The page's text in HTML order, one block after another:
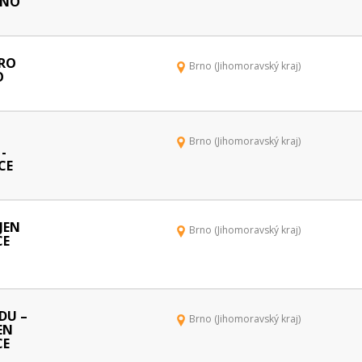
Brno (Jihomoravský kraj)
Brno (Jihomoravský kraj)
Brno (Jihomoravský kraj)
– Brno (Jihomoravský kraj)